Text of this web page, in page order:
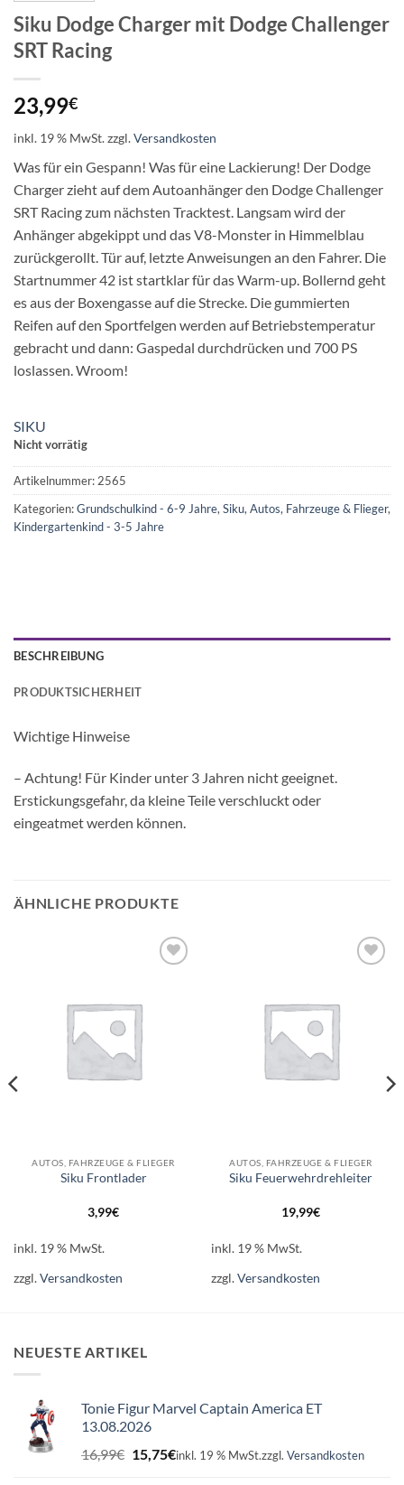
Siku Dodge Charger mit Dodge Challenger
SRT Racing
23,99€
inkl. 19 % MwSt.zzgl.Versandkosten
Was für ein Gespann! Was für eine Lackierung! Der Dodge
Charger zieht auf dem Autoanhänger den Dodge Challenger
SRT Racing zum nächsten Tracktest. Langsam wird der
Anhänger abgekippt und das V8-Monster in Himmelblau
zurückgerollt. Tür auf, letzte Anweisungen an den Fahrer. Die
Startnummer 42 ist startklar für das Warm-up. Bollernd geht
es aus der Boxengasse auf die Strecke. Die gummierten
Reifen auf den Sportfelgen werden auf Betriebstemperatur
gebracht und dann: Gaspedal durchdrücken und 700 PS
loslassen. Wroom!
SIKU
Nicht vorrätig
Artikelnummer: 2565
Kategorien:Grundschulkind - 6-9 Jahre, Siku, Autos, Fahrzeuge & Flieger,
Kindergartenkind - 3-5 Jahre
BESCHREIBUNG
PRODUKTSICHERHEIT
Wichtige Hinweise
– Achtung! Für Kinder unter 3 Jahren nicht geeignet.
Erstickungsgefahr, da kleine Teile verschluckt oder
eingeatmet werden können.
ÄHNLICHE PRODUKTE
AUTOS, FAHRZEUGE & FLIEGER
Siku Frontlader
3,99€
inkl. 19 % MwSt.
zzgl.Versandkosten
AUTOS, FAHRZEUGE & FLIEGER
Siku Feuerwehrdrehleiter
19,99€
inkl. 19 % MwSt.
zzgl.Versandkosten
NEUESTE ARTIKEL
Tonie Figur Marvel Captain America ET
13.08.2026
16,99€ Ursprünglicher
Preis
15,75€Aktueller
inkl. 19 % MwSt.zzgl. Versandkosten